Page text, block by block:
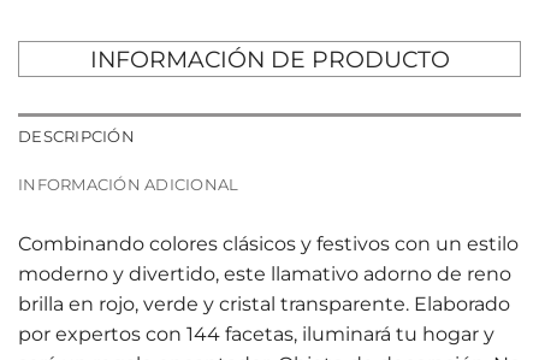
INFORMACIÓN DE PRODUCTO
DESCRIPCIÓN
INFORMACIÓN ADICIONAL
Combinando colores clásicos y festivos con un estilo
moderno y divertido, este llamativo adorno de reno
brilla en rojo, verde y cristal transparente. Elaborado
por expertos con 144 facetas, iluminará tu hogar y